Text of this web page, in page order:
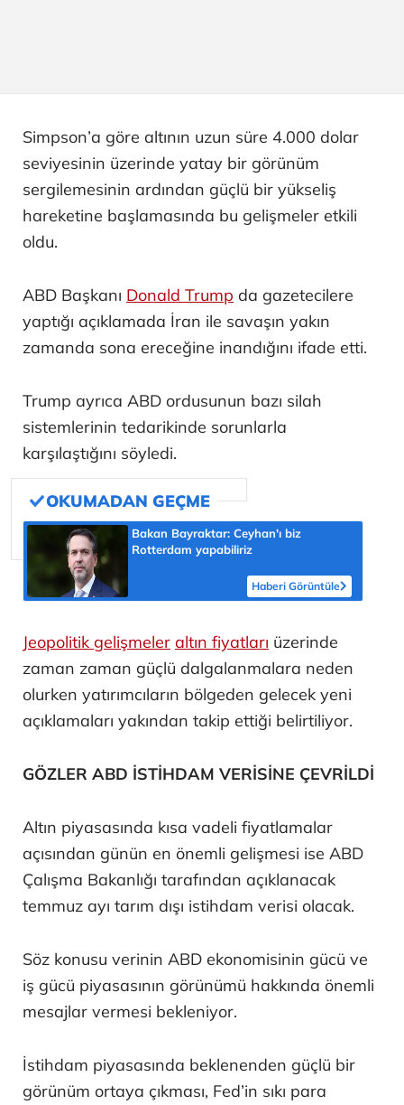
Simpson’a göre altının uzun süre 4.000 dolar
seviyesinin üzerinde yatay bir görünüm
sergilemesinin ardından güçlü bir yükseliş
hareketine başlamasında bu gelişmeler etkili
oldu.
ABD Başkanı Donald Trump da gazetecilere
yaptığı açıklamada İran ile savaşın yakın
zamanda sona ereceğine inandığını ifade etti.
Trump ayrıca ABD ordusunun bazı silah
sistemlerinin tedarikinde sorunlarla
karşılaştığını söyledi.
Bakan Bayraktar: Ceyhan'ı biz
Rotterdam yapabiliriz
Haberi Görüntüle
Jeopolitik gelişmeler altın fiyatları üzerinde
zaman zaman güçlü dalgalanmalara neden
olurken yatırımcıların bölgeden gelecek yeni
açıklamaları yakından takip ettiği belirtiliyor.
GÖZLER ABD İSTİHDAM VERİSİNE ÇEVRİLDİ
Altın piyasasında kısa vadeli fiyatlamalar
açısından günün en önemli gelişmesi ise ABD
Çalışma Bakanlığı tarafından açıklanacak
temmuz ayı tarım dışı istihdam verisi olacak.
Söz konusu verinin ABD ekonomisinin gücü ve
iş gücü piyasasının görünümü hakkında önemli
mesajlar vermesi bekleniyor.
İstihdam piyasasında beklenenden güçlü bir
görünüm ortaya çıkması, Fed’in sıkı para